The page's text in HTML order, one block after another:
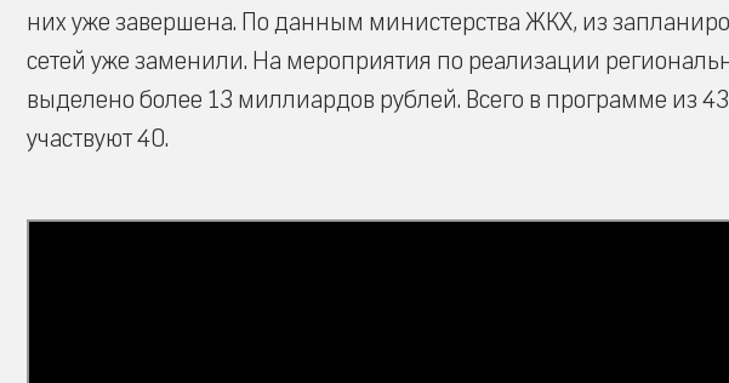
них уже завершена. По данным министерства ЖКХ, из
сетей уже заменили. На мероприятия по реализации
выделено более 13 миллиардов рублей. Всего в программе из
участвуют 40.